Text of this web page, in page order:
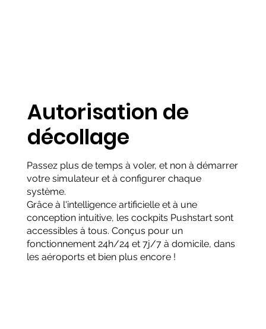
Autorisation de
décollage
Passez plus de temps à voler, et non à démarrer
votre simulateur et à configurer chaque
système.
Grâce à l'intelligence artificielle et à une
conception intuitive, les cockpits Pushstart sont
accessibles à tous. Conçus pour un
fonctionnement 24h/24 et 7j/7 à domicile, dans
les aéroports et bien plus encore !